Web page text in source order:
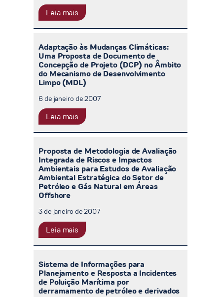
Leia mais
Adaptação às Mudanças Climáticas:
Uma Proposta de Documento de
Concepção de Projeto (DCP) no Âmbito
do Mecanismo de Desenvolvimento
Limpo (MDL)
6 de janeiro de 2007
Leia mais
Proposta de Metodologia de Avaliação
Integrada de Riscos e Impactos
Ambientais para Estudos de Avaliação
Ambiental Estratégica do Setor de
Petróleo e Gás Natural em Áreas
Offshore
3 de janeiro de 2007
Leia mais
Sistema de Informações para
Planejamento e Resposta a Incidentes
de Poluição Marítima por
derramamento de petróleo e derivados